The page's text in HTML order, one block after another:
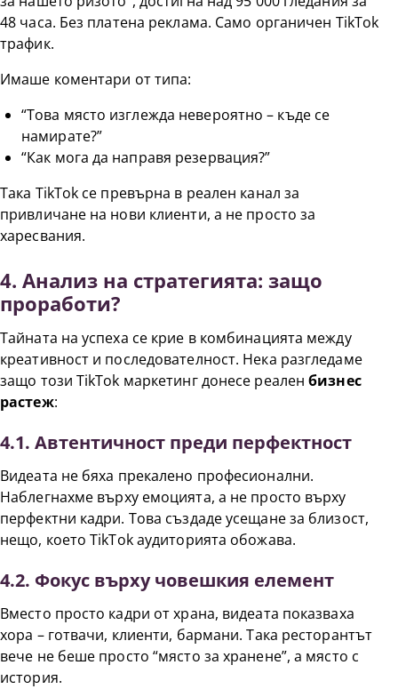
48 часа. Без платена реклама. Само органичен TikTok
трафик.
Имаше коментари от типа:
“Това място изглежда невероятно – къде се
намирате?”
“Как мога да направя резервация?”
Така TikTok се превърна в реален канал за
привличане на нови клиенти, а не просто за
харесвания.
4. Анализ на стратегията: защо
проработи?
Тайната на успеха се крие в комбинацията между
креативност и последователност. Нека разгледаме
защо този TikTok маркетинг донесе реаленбизнес
растеж:
4.1. Автентичност преди перфектност
Видеата не бяха прекалено професионални.
Наблегнахме върху емоцията, а не просто върху
перфектни кадри. Това създаде усещане за близост,
нещо, което TikTok аудиторията обожава.
4.2. Фокус върху човешкия елемент
Вместо просто кадри от храна, видеата показваха
хора – готвачи, клиенти, бармани. Така ресторантът
вече не беше просто “място за хранене”, а място с
история.